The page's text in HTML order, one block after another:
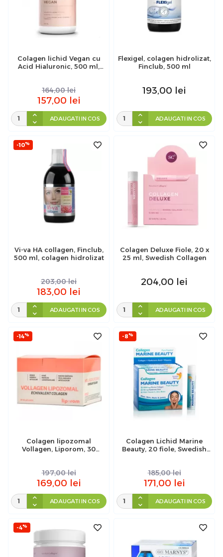
Colagen lichid Vegan cu
Acid Hialuronic, 500 ml,
164,00 lei
157,00 lei
ADAUGATI IN COS
Flexigel, colagen hidrolizat,
Finclub, 500 ml
193,00 lei
ADAUGATI IN COS
-10%
Vi-va HA collagen, Finclub,
500 ml, colagen hidrolizat
203,00 lei
183,00 lei
ADAUGATI IN COS
Colagen Deluxe Fiole, 20 x
25 ml, Swedish Collagen
204,00 lei
ADAUGATI IN COS
-14%
Colagen lipozomal
Vollagen, Liporom, 30
197,00 lei
169,00 lei
ADAUGATI IN COS
-8%
Colagen Lichid Marine
Beauty, 20 fiole, Swedish
185,00 lei
171,00 lei
ADAUGATI IN COS
-4%